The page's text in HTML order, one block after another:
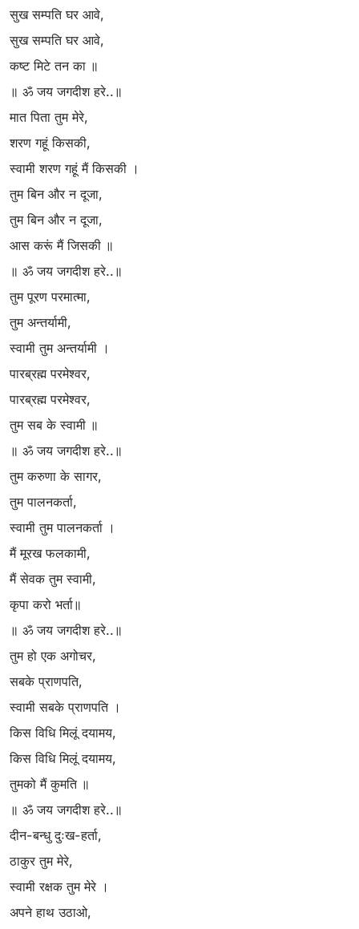
सुख सम्पति घर आवे,
सुख सम्पति घर आवे,
कष्ट मिटे तन का ॥
॥ ॐ जय जगदीश हरे..॥
मात पिता तुम मेरे,
शरण गहूं किसकी,
स्वामी शरण गहूं मैं किसकी ।
तुम बिन और न दूजा,
तुम बिन और न दूजा,
आस करूं मैं जिसकी ॥
॥ ॐ जय जगदीश हरे..॥
तुम पूरण परमात्मा,
तुम अन्तर्यामी,
स्वामी तुम अन्तर्यामी ।
पारब्रह्म परमेश्वर,
पारब्रह्म परमेश्वर,
तुम सब के स्वामी ॥
॥ ॐ जय जगदीश हरे..॥
तुम करुणा के सागर,
तुम पालनकर्ता,
स्वामी तुम पालनकर्ता ।
मैं मूरख फलकामी,
मैं सेवक तुम स्वामी,
कृपा करो भर्ता॥
॥ ॐ जय जगदीश हरे..॥
तुम हो एक अगोचर,
सबके प्राणपति,
स्वामी सबके प्राणपति ।
किस विधि मिलूं दयामय,
किस विधि मिलूं दयामय,
तुमको मैं कुमति ॥
॥ ॐ जय जगदीश हरे..॥
दीन-बन्धु दुःख-हर्ता,
ठाकुर तुम मेरे,
स्वामी रक्षक तुम मेरे ।
अपने हाथ उठाओ,